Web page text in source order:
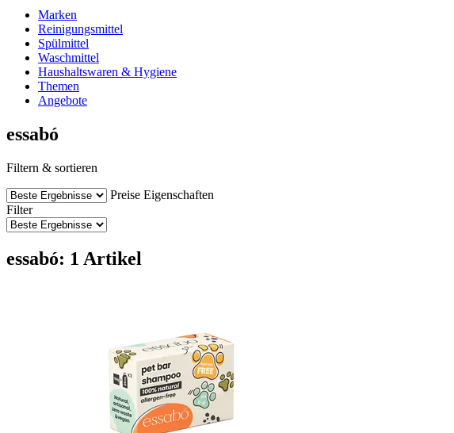
Marken
Reinigungsmittel
Spülmittel
Waschmittel
Haushaltswaren & Hygiene
Themen
Angebote
essabó
Filtern & sortieren
Preise Eigenschaften
Filter
essabó: 1 Artikel